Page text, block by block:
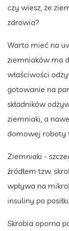
czy wiesz, że
zdrowia?
Warto mieć na
ziemniaków ma
właściwości
gotowanie na
składników
ziemniaki, a
domowej roboty
Ziemniaki -
źródłem tzw.
wpływa na
insuliny po
Skrobia oporna